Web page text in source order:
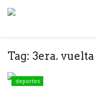
Tag: 3era.
deportes